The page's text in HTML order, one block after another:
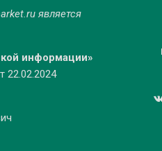
является
информации»